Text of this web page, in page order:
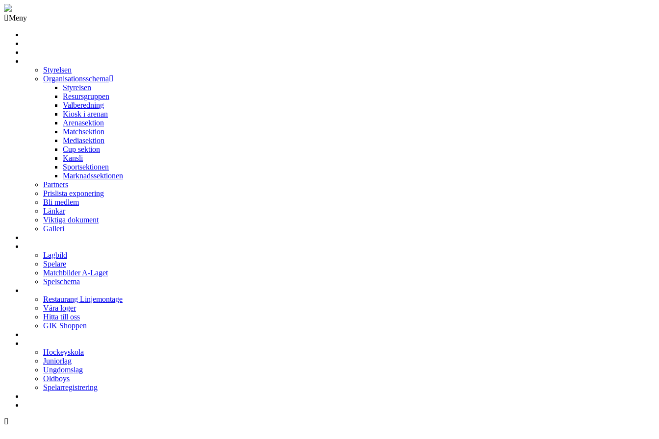
Meny
Styrelsen
Organisationsschema
Styrelsen
Resursgruppen
Valberedning
Kiosk i arenan
Arenasektion
Matchsektion
Mediasektion
Cup sektion
Kansli
Sportsektionen
Marknadssektionen
Partners
Prislista exponering
Bli medlem
Länkar
Viktiga dokument
Galleri
Lagbild
Spelare
Matchbilder A-Laget
Spelschema
Restaurang Linjemontage
Våra loger
Hitta till oss
GIK Shoppen
Hockeyskola
Juniorlag
Ungdomslag
Oldboys
Spelarregistrering